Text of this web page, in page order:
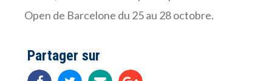
Open de Barcelone du 25 au 28 octobre.
Partager sur